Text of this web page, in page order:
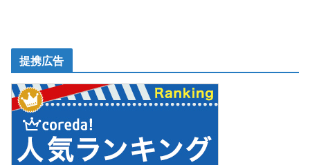
提携広告